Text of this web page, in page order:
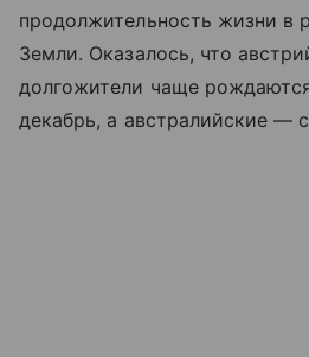
продолжительность жизни в
Земли. Оказалось, что
долгожители чаще
декабрь, а австралийские —